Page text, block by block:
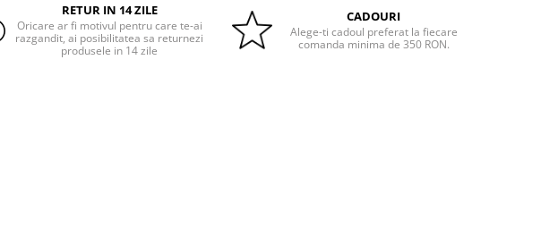
RETUR IN 14 ZILE
Oricare ar fi motivul pentru care te-ai
razgandit, ai posibilitatea sa returnezi
produsele in 14 zile
CADOURI
Alege-ti cadoul preferat la fiecare
comanda minima de 350 RON.